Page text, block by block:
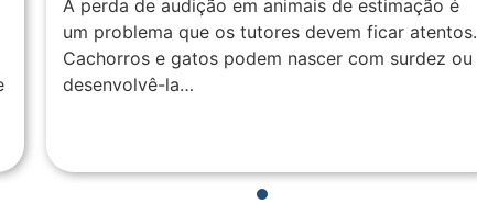
A perda de audição em animais de estimação é
um problema que os tutores devem ficar atentos.
Cachorros e gatos podem nascer com surdez ou
desenvolvê-la…